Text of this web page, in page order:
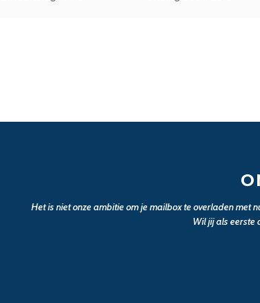
Het is niet onze ambitie om je mailbox te overladen met
Wil jij als eerste